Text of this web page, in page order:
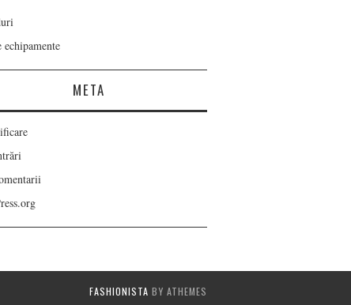
echipamente
META
FASHIONISTA BY ATHEMES